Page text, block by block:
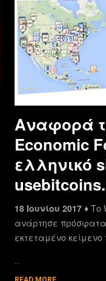
Αναφορά
Economic
ελληνικό
18 Ιουνίου 2017 ♦ Το
ανάρτησε
εκτεταμένο κείμενο